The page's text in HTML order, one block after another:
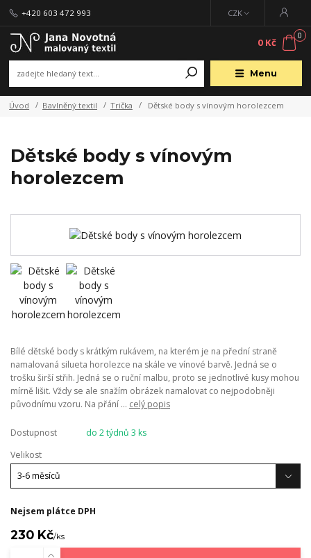
Menu
CZK
+420 603 472 993
0
0 Kč
Úvod Bavlněný textil Trička Dětské body s vínovým horolezcem
Dětské body s vínovým
horolezcem
Bílé dětské body s krátkým rukávem, na kterém je na přední straně
namalovaná silueta horolezce na skále ve vínové barvě. Jedná se o
trošku širší střih. Jedná se o ruční malbu, proto se jednotlivé kusy mohou
mírně lišit. Vždy se ale snažím obrázek namalovat co nejpodobněji
původnímu vzoru. Na přání ... celý popis
Dostupnost
do 2 týdnů 3 ks
Velikost
Nejsem plátce DPH
230 Kč/ks